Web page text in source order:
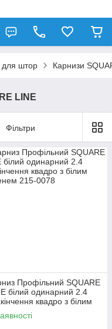
для штор Карнизи
LINE
Фільтри
Профільний SQUARE
білий одинарний 2.4
квадро з білим